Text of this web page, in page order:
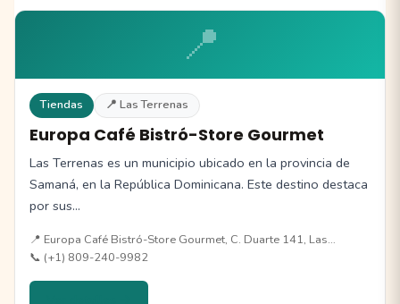
📍
Tiendas 📍 Las Terrenas
Europa Café Bistró-Store Gourmet
Las Terrenas es un municipio ubicado en la provincia de
Samaná, en la República Dominicana. Este destino destaca
por sus…
📍 Europa Café Bistró-Store Gourmet, C. Duarte 141, Las…
📞 (+1) 809-240-9982